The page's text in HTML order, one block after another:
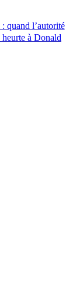
quand l’autorité
à Donald